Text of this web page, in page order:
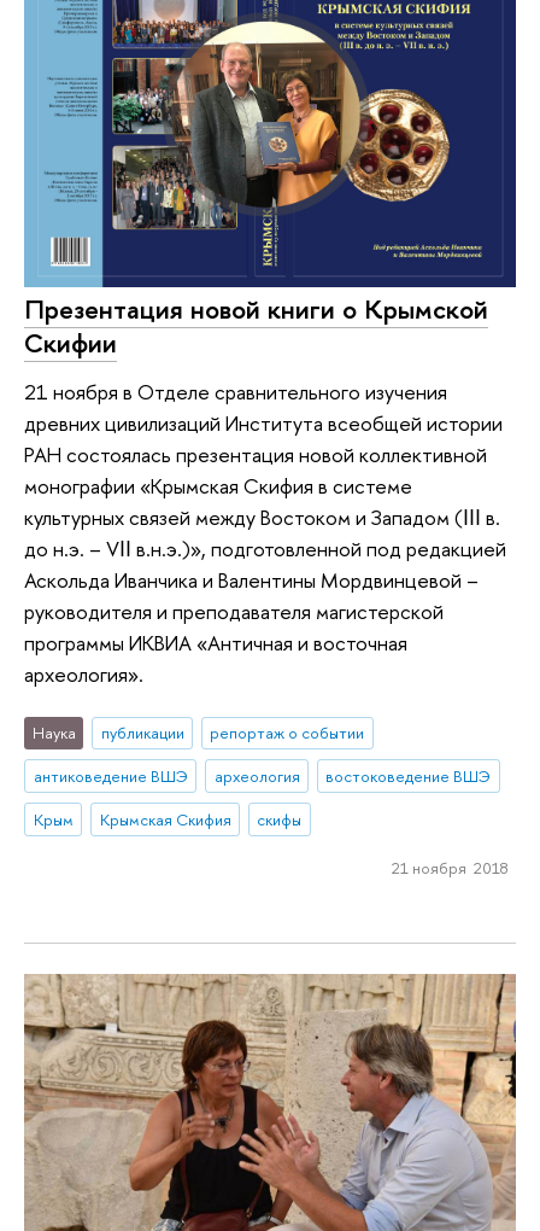
Презентация новой книги о Крымской
Скифии
21 ноября в Отделе сравнительного изучения
древних цивилизаций Института всеобщей истории
РАН состоялась презентация новой коллективной
монографии «Крымская Скифия в системе
культурных связей между Востоком и Западом (ΙΙΙ в.
до н.э. – VΙΙ в.н.э.)», подготовленной под редакцией
Аскольда Иванчика и Валентины Мордвинцевой –
руководителя и преподавателя магистерской
программы ИКВИА «Античная и восточная
археология».
Наука публикации
репортаж о событии
антиковедение ВШЭ
археология
востоковедение ВШЭ
Крым
Крымская Скифия скифы
21 ноября 2018